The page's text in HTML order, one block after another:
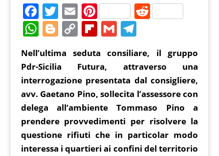
F
a
c
e
b
o
o
k
T
w
itt
er
E
m
ai
l
Pi
nt
er
e
st
R
di
t
W
h
at
s
A
p
p
Bl
g
g
er
C
o
p
y
Li
n
k
Fl
b
o
ar
d
G
m
ai
l
T
e
gr
a
m
Nell’ultima seduta consiliare, il gruppo
Pdr-Sicilia Futura, attraverso una
interrogazione presentata dal consigliere,
avv. Gaetano Pino, sollecita l’assessore con
delega all’ambiente Tommaso Pino a
prendere provvedimenti per risolvere la
questione rifiuti che in particolar modo
interessa i quartieri ai confini del territorio